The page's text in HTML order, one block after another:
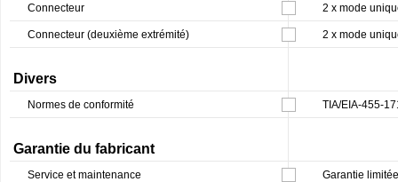
Connecteur 2 x mode
Connecteur (deuxième extrémité) 2 x mode
Divers
Normes de conformité TIA/EIA-455-
Garantie du fabricant
Service et maintenance Garantie